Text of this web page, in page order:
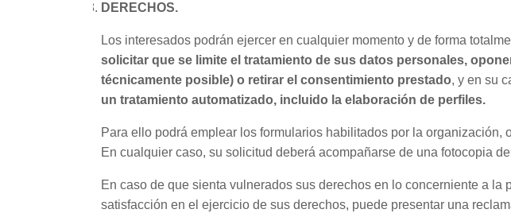
DERECHOS.
Los interesados podrán ejercer en cualquier momento y de forma
solicitar que se limite el tratamiento de sus datos personales,
técnicamente posible) o retirar el consentimiento prestado, y en su
un tratamiento automatizado, incluido la elaboración de perfiles.
Para ello podrá emplear los formularios habilitados por la
En cualquier caso, su solicitud deberá acompañarse de una fotocopia
En caso de que sienta vulnerados sus derechos en lo concerniente a
satisfacción en el ejercicio de sus derechos, puede presentar una